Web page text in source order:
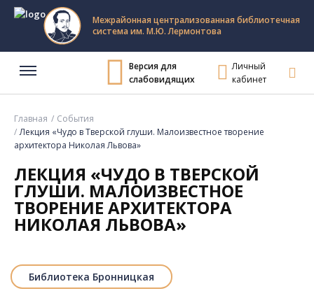
Межрайонная централизованная библиотечная
система им. М.Ю. Лермонтова
Версия для
слабовидящих
Личный
кабинет
Главная
События
Лекция «Чудо в Тверской глуши. Малоизвестное творение
архитектора Николая Львова»
ЛЕКЦИЯ «ЧУДО В ТВЕРСКОЙ
ГЛУШИ. МАЛОИЗВЕСТНОЕ
ТВОРЕНИЕ АРХИТЕКТОРА
НИКОЛАЯ ЛЬВОВА»
Библиотека Бронницкая